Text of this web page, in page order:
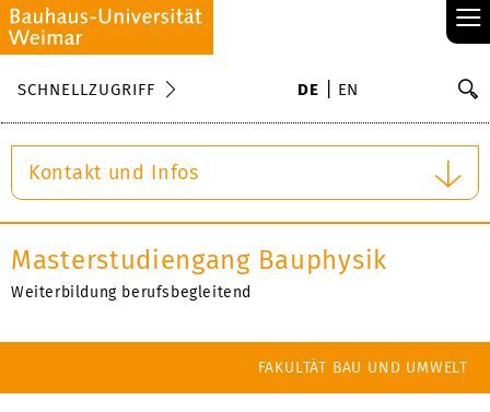
≡
SCHNELLZUGRIFF DE EN
Kontakt und Infos
Masterstudiengang Bauphysik
Weiterbildung berufsbegleitend
FAKULTÄT BAU UND UMWELT